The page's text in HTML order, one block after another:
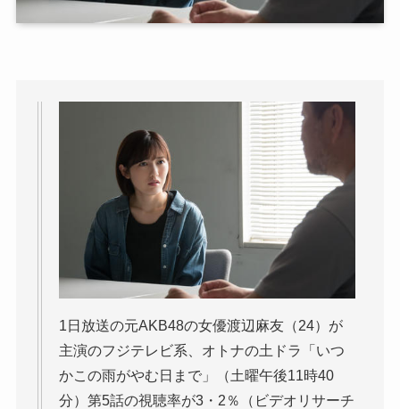
1日放送の元AKB48の女優渡辺麻友（24）が
主演のフジテレビ系、オトナの土ドラ「いつ
かこの雨がやむ日まで」（土曜午後11時40
分）第5話の視聴率が3・2％（ビデオリサーチ